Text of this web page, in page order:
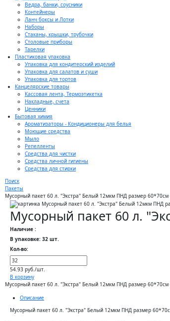
Ведра, банки, соусники
Контейнеры
Ланч боксы и Лотки
Наборы
Стаканы, крышки, трубочки
Столовые приборы
Тарелки
Пластиковая упаковка
Упаковка для кондитерский изделий
Упаковка для салатов и суши
Упаковка для тортов
Канцелярские товары
Кассовая лента, Термоэтикетка
Накладные, счета
Ценники
Бытовая химия
Ароматизаторы - Кондиционеры для белья
Моющие средства
Мыло
Репелленты
Средства для чистки
Средства личной гигиены
Средства для стирки
Поиск
Пакеты
Мусорный пакет 60 л. "Экстра" Белый 12мкм ПНД размер
Мусорный пакет 60 л.
Наличие :
В упаковке: 32 шт.
Кол-во:
54.93 руб./шт.
В корзину
Мусорный пакет 60 л. "Экстра" Белый 12мкм ПНД размер
Описание
Мусорный пакет 60 л. "Экстра" Белый 12мкм ПНД размер